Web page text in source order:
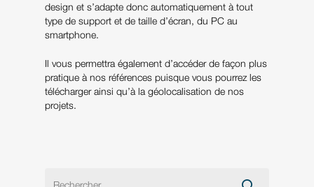
design et s’adapte donc automatiquement à tout
type de support et de taille d’écran, du PC au
smartphone.
Il vous permettra également d’accéder de façon plus
pratique à nos références puisque vous pourrez les
télécharger ainsi qu’à la géolocalisation de nos
projets.